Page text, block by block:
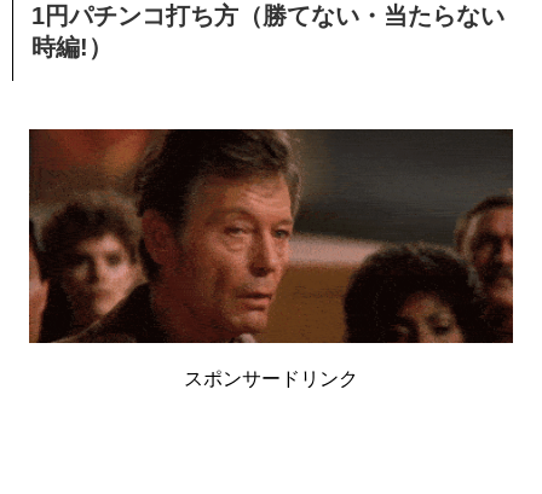
1円パチンコ打ち方（勝てない・当たらない
時編!）
スポンサードリンク